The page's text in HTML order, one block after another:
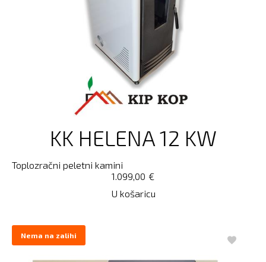
KK HELENA 12 KW
Toplozračni peletni kamini
€
1.099,00
U košaricu
Nema na zalihi